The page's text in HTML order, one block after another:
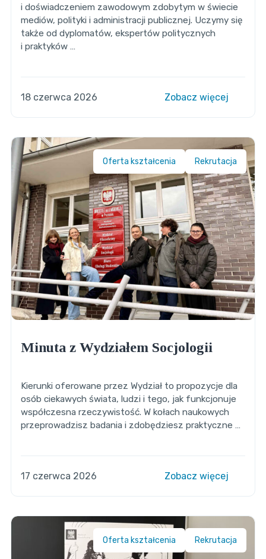
i doświadczeniem zawodowym zdobytym w świecie
mediów, polityki i administracji publicznej. Uczymy się
także od dyplomatów, ekspertów politycznych
i praktyków …
18 czerwca 2026 Zobacz więcej
Oferta kształcenia Rekrutacja
Minuta z Wydziałem Socjologii
Kierunki oferowane przez Wydział to propozycje dla
osób ciekawych świata, ludzi i tego, jak funkcjonuje
współczesna rzeczywistość. W kołach naukowych
przeprowadzisz badania i zdobędziesz praktyczne …
17 czerwca 2026 Zobacz więcej
Oferta kształcenia Rekrutacja